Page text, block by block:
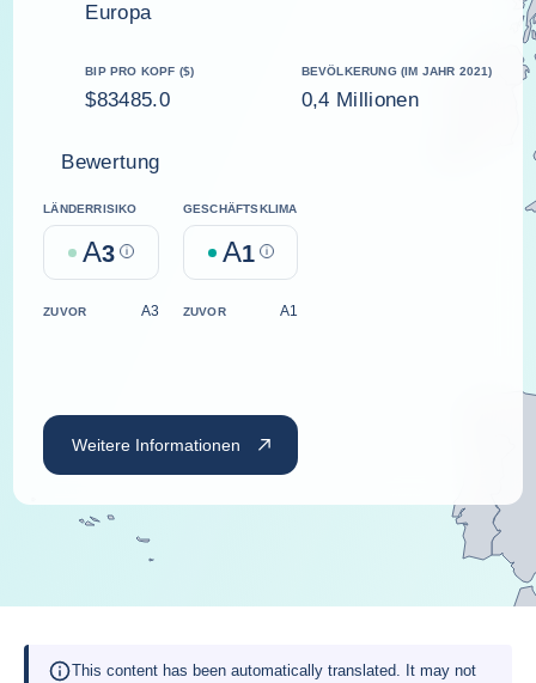
Europa
BIP PRO KOPF ($)
$83485.0
BEVÖLKERUNG (IM JAHR 2021)
0,4 Millionen
Bewertung
LÄNDERRISIKO
A3 Help
GESCHÄFTSKLIMA
A1 Help
ZUVOR A3 ZUVOR A1
Weitere Informationen
This content has been automatically translated. It may not